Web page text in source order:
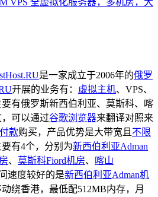
是一家成立于2006年的俄罗
开展的业务有： 虚拟主机、VPS、
有俄罗斯新西伯利亚、莫斯科、喀
可以通过谷歌浏览器来翻译对照来
款购买，产品优势是大带宽且 不限
有4个，分别为新西伯利亚Adman
、 莫斯科Fiord机房、
喀山
速度较好的是新西伯利亚Adman机
绕香港，最低配512MB内存，月